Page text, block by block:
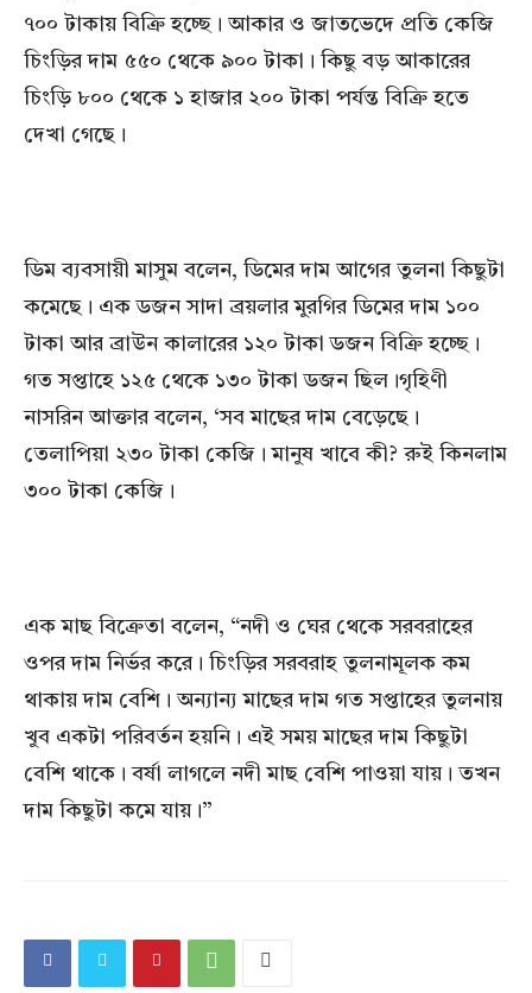
৭০০ টাকায় বিক্রি হচ্ছে। আকার ও জাতভেদে প্রতি কেজি
চিংড়ির দাম ৫৫০ থেকে ৯০০ টাকা। কিছু বড় আকারের
চিংড়ি ৮০০ থেকে ১ হাজার ২০০ টাকা পর্যন্ত বিক্রি হতে
দেখা গেছে।
ডিম ব্যবসায়ী মাসুম বলেন, ডিমের দাম আগের তুলনা কিছুটা
কমেছে। এক ডজন সাদা ব্রয়লার মুরগির ডিমের দাম ১০০
টাকা আর ব্রাউন কালারের ১২০ টাকা ডজন বিক্রি হচ্ছে।
গত সপ্তাহে ১২৫ থেকে ১৩০ টাকা ডজন ছিল।গৃহিণী
নাসরিন আক্তার বলেন, ‘সব মাছের দাম বেড়েছে।
তেলাপিয়া ২৩০ টাকা কেজি। মানুষ খাবে কী? রুই কিনলাম
৩০০ টাকা কেজি।
এক মাছ বিক্রেতা বলেন, “নদী ও ঘের থেকে সরবরাহের
ওপর দাম নির্ভর করে। চিংড়ির সরবরাহ তুলনামূলক কম
থাকায় দাম বেশি। অন্যান্য মাছের দাম গত সপ্তাহের তুলনায়
খুব একটা পরিবর্তন হয়নি। এই সময় মাছের দাম কিছুটা
বেশি থাকে। বর্ষা লাগলে নদী মাছ বেশি পাওয়া যায়। তখন
দাম কিছুটা কমে যায়।”